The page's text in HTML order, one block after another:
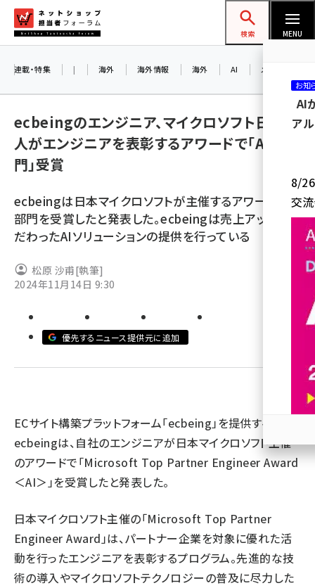
ン
ネットショップ担当者フォーラム
検索 MENU
amazon (2259)
楽天 (1876)
ecbeing (1211)
アスクル (1122)
base (1083)
ビィ・フォアード (781)
revico (744)
連載・特集 | 海外 海外情報 海外 AI メタバース
ecbeingのエンジニア、マイクロソフト日本法
人がエンジニアを表彰するアワードで「AI部
門」受賞
ecbeingは日本マイクロソフトが主催するアワードのAI
部門を受賞したと発表した。ecbeingは売上アップにこ
だわったAIソリューションの提供を行っている
松原 沙甫[執筆]
2024年11月14日 9:30
優先するニュース提供元に追加
ECサイト構築プラットフォーム「ecbeing」を提供する
ecbeingは、自社のエンジニアが日本マイクロソフト主催
のアワードで「Microsoft Top Partner Engineer Award
＜AI＞」を受賞したと発表した。
日本マイクロソフト主催の「Microsoft Top Partner
Engineer Award」は、パートナー企業を対象に優れた活
動を行ったエンジニアを表彰するプログラム。先進的な技
術の導入やマイクロソフトテクノロジーの普及に尽力した
お知
AI
ア
8/26
交
参